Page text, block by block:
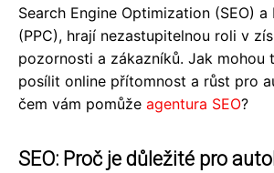
Search Engine Optimization (SEO) a
(PPC), hrají nezastupitelnou roli v
pozornosti a zákazníků. Jak mohou
posílit online přítomnost a růst pro
čem vám pomůže agentura SEO?
SEO: Proč je důležité pro